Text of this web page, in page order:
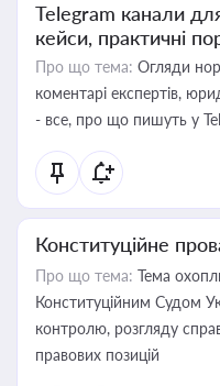
Telegram канали
кейси, практичні
Про що тема: Огляди
коментарі експертів,
- все, про що пишуть у
Конституційне
Про що тема: Тема
Конституційним Судом
контролю, розгляду
правових позицій